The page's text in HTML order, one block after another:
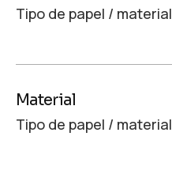
Tipo de papel / material
Material
Tipo de papel / material